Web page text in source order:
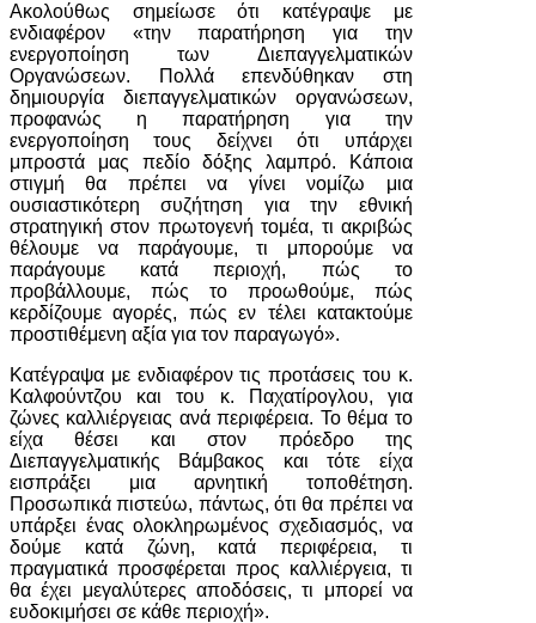
Ακολούθως σημείωσε ότι κατέγραψε με
ενδιαφέρον «την παρατήρηση για την
ενεργοποίηση των Διεπαγγελματικών
Οργανώσεων. Πολλά επενδύθηκαν στη
δημιουργία διεπαγγελματικών οργανώσεων,
προφανώς η παρατήρηση για την
ενεργοποίηση τους δείχνει ότι υπάρχει
μπροστά μας πεδίο δόξης λαμπρό. Κάποια
στιγμή θα πρέπει να γίνει νομίζω μια
ουσιαστικότερη συζήτηση για την εθνική
στρατηγική στον πρωτογενή τομέα, τι ακριβώς
θέλουμε να παράγουμε, τι μπορούμε να
παράγουμε κατά περιοχή, πώς το
προβάλλουμε, πώς το προωθούμε, πώς
κερδίζουμε αγορές, πώς εν τέλει κατακτούμε
προστιθέμενη αξία για τον παραγωγό».
Κατέγραψα με ενδιαφέρον τις προτάσεις του κ.
Καλφούντζου και του κ. Παχατίρογλου, για
ζώνες καλλιέργειας ανά περιφέρεια. Το θέμα το
είχα θέσει και στον πρόεδρο της
Διεπαγγελματικής Βάμβακος και τότε είχα
εισπράξει μια αρνητική τοποθέτηση.
Προσωπικά πιστεύω, πάντως, ότι θα πρέπει να
υπάρξει ένας ολοκληρωμένος σχεδιασμός, να
δούμε κατά ζώνη, κατά περιφέρεια, τι
πραγματικά προσφέρεται προς καλλιέργεια, τι
θα έχει μεγαλύτερες αποδόσεις, τι μπορεί να
ευδοκιμήσει σε κάθε περιοχή».